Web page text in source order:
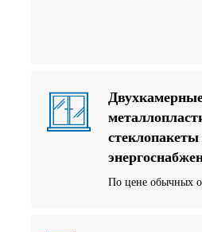
стеклопакеты
По цене обычных